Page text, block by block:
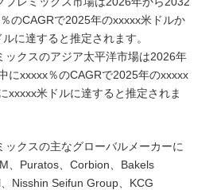
のCAGRで2025年のxxxxx米ドルか
に達すると推定されます。
ックスのアジア太平洋市場は2026年
にxxxxx％のCAGRで2025年のxxxxx
xxxxx米ドルに達すると推定されま
ックスの主なグローバルメーカーに
、Puratos、Corbion、Bakels
Nisshin Seifun Group、KCG